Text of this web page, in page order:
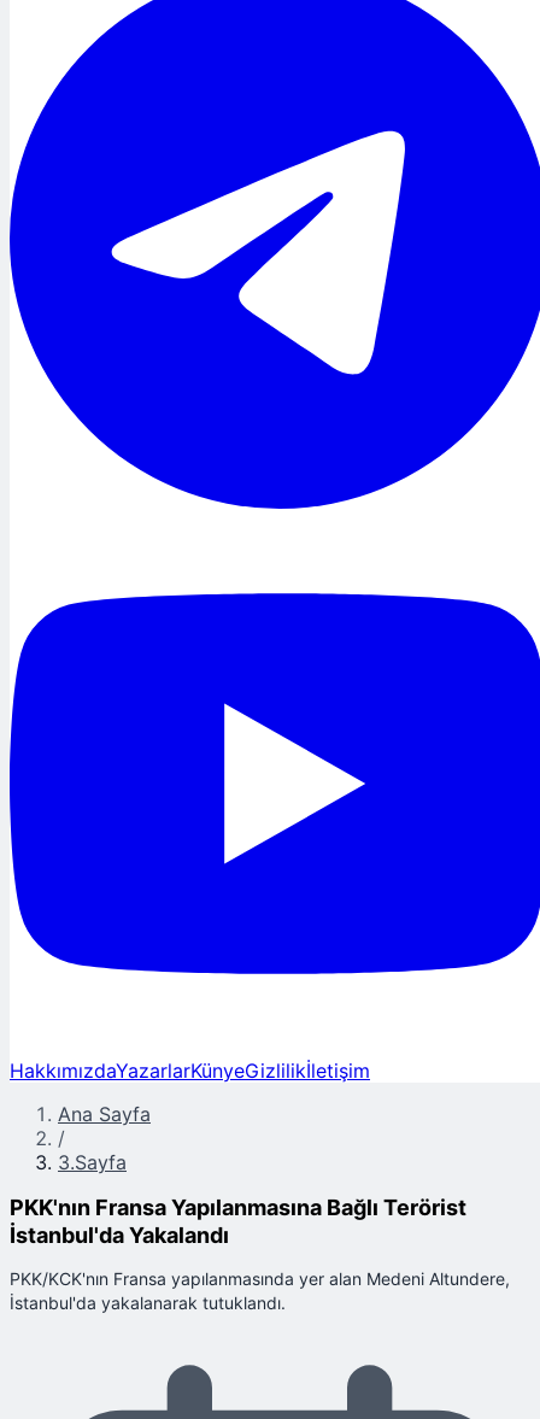
HakkımızdaYazarlarKünyeGizlilikİletişim
Ana Sayfa
/
3.Sayfa
PKK'nın Fransa Yapılanmasına Bağlı Terörist
İstanbul'da Yakalandı
PKK/KCK'nın Fransa yapılanmasında yer alan Medeni Altundere,
İstanbul'da yakalanarak tutuklandı.